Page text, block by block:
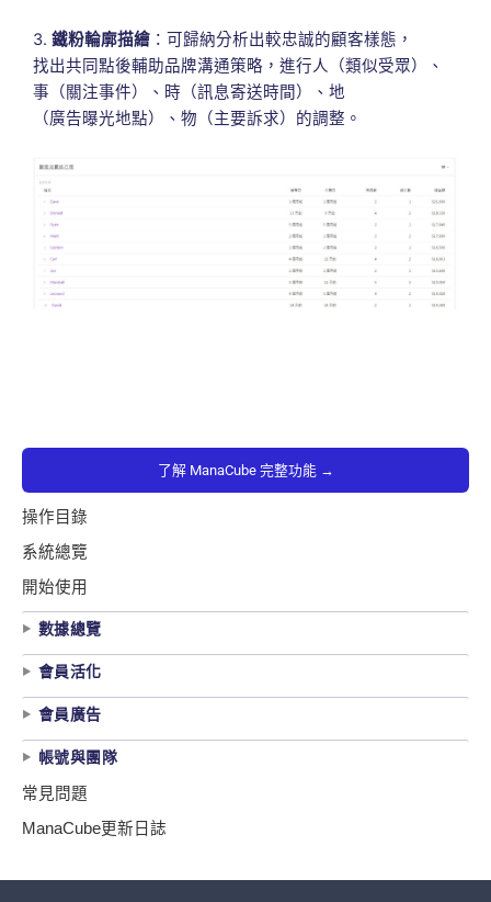
了解 ManaCube 完整功能 →
操作目錄
系統總覽
開始使用
數據總覽
會員活化
會員廣告
帳號與團隊
常見問題
ManaCube更新日誌
3. 鐵粉輪廓描繪 ：可歸納分析出較忠誠的顧客樣態，
找出共同點後輔助品牌溝通策略，進行人（類似受眾）、
事（關注事件）、時（訊息寄送時間）、地
（廣告曝光地點）、物（主要訴求）的調整。